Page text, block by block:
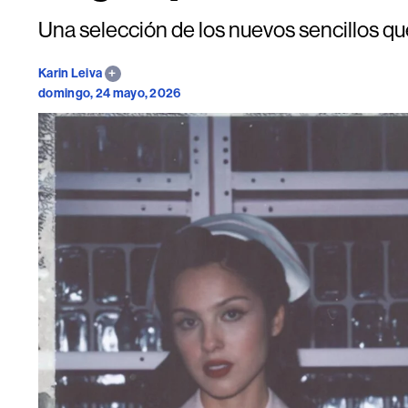
Una selección de los nuevos sencillos
Karin Leiva
domingo, 24 mayo, 2026